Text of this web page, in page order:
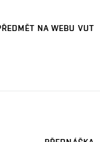
NA WEBU VUT